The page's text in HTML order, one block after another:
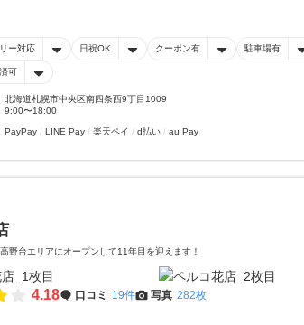
ー対応 日祝OK クーポン有 駐車場有
可
北海道札幌市中央区南四条西9丁目1009
9:00〜18:00
PayPay LINE Pay 楽天ペイ d払い au Pay
野台エリアにオープンして11年目を迎えます！
4.18 口コミ 19件 写真 282枚